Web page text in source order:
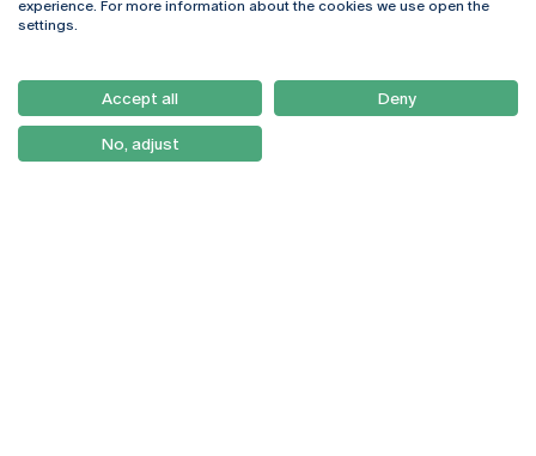
+351 226 196 240
Como Chegar
Newsletter
experience. For more information about the cookies we use open the
settings.
Accept all Deny
No, adjust